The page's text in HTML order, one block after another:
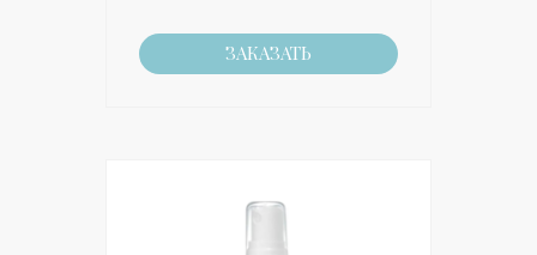
ЗАКАЗАТЬ